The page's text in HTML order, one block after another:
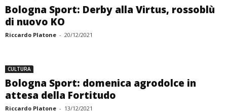
Bologna Sport: Derby alla Virtus, rossoblù
di nuovo KO
Riccardo Platone - 20/12/2021
CULTURA
Bologna Sport: domenica agrodolce in
attesa della Fortitudo
Riccardo Platone - 13/12/2021